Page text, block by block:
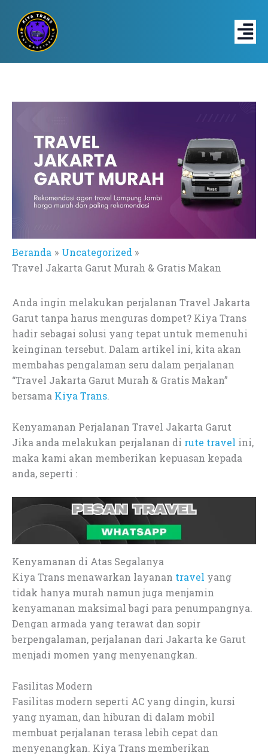
konten
Beranda
Uncategorized
Travel Jakarta Garut Murah & Gratis Makan
Anda ingin melakukan perjalanan Travel Jakarta
Garut tanpa harus menguras dompet? Kiya Trans
hadir sebagai solusi yang tepat untuk memenuhi
keinginan tersebut. Dalam artikel ini, kita akan
membahas pengalaman seru dalam perjalanan
“Travel Jakarta Garut Murah & Gratis Makan”
bersama Kiya Trans.
Kenyamanan Perjalanan Travel Jakarta Garut
Jika anda melakukan perjalanan di rute travel ini,
maka kami akan memberikan kepuasan kepada
anda, seperti :
Kenyamanan di Atas Segalanya
Kiya Trans menawarkan layanan travel yang
tidak hanya murah namun juga menjamin
kenyamanan maksimal bagi para penumpangnya.
Dengan armada yang terawat dan sopir
berpengalaman, perjalanan dari Jakarta ke Garut
menjadi momen yang menyenangkan.
Fasilitas Modern
Fasilitas modern seperti AC yang dingin, kursi
yang nyaman, dan hiburan di dalam mobil
membuat perjalanan terasa lebih cepat dan
menyenangkan. Kiya Trans memberikan